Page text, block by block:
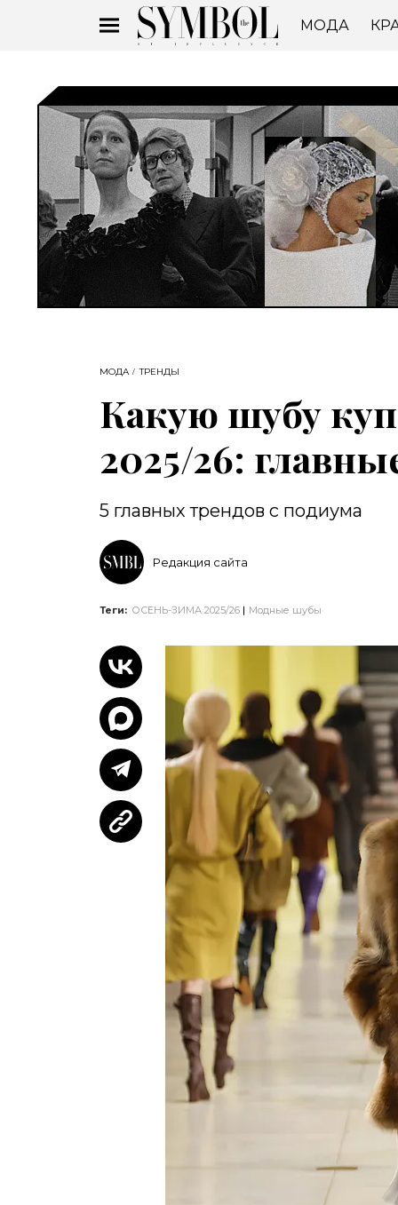
МОДА
МОДА ТРЕНДЫ
Какую шубу
2025/26:
5 главных трендов с подиума
Редакция сайта
Теги: ОСЕНЬ-ЗИМА 2025/26 Модные шубы